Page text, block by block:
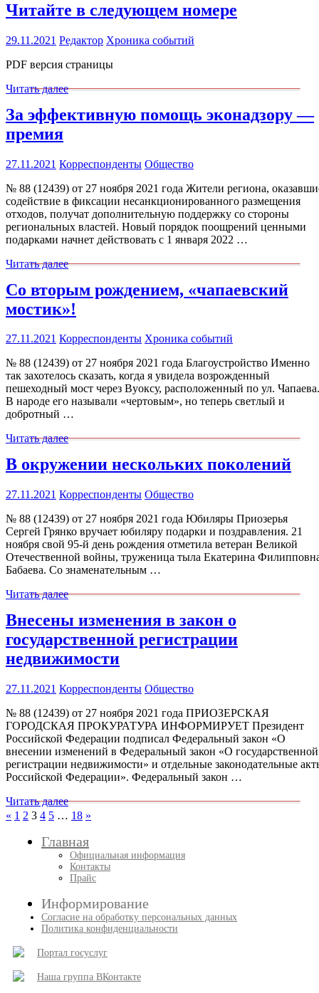
Читайте в следующем номере
29.11.2021 Редактор Хроника событий
PDF версия страницы
Читать далее
За эффективную помощь эконадзору —
премия
27.11.2021 Корреспонденты Общество
№ 88 (12439) от 27 ноября 2021 года Жители региона,
содействие в фиксации несанкционированного размещения
отходов, получат дополнительную поддержку со стороны
региональных властей. Новый порядок поощрений ценными
подарками начнет действовать с 1 января 2022 …
Читать далее
Со вторым рождением, «чапаевский
мостик»!
27.11.2021 Корреспонденты Хроника событий
№ 88 (12439) от 27 ноября 2021 года Благоустройство Именно
так захотелось сказать, когда я увидела возрожденный
пешеходный мост через Вуоксу, расположенный по ул. Чапаева.
В народе его называли «чертовым», но теперь светлый и
добротный …
Читать далее
В окружении нескольких поколений
27.11.2021 Корреспонденты Общество
№ 88 (12439) от 27 ноября 2021 года Юбиляры Приозерья
Сергей Грянко вручает юбиляру подарки и поздравления. 21
ноября свой 95-й день рождения отметила ветеран Великой
Отечественной войны, труженица тыла Екатерина
Бабаева. Со знаменательным …
Читать далее
Внесены изменения в закон о
государственной регистрации
недвижимости
27.11.2021 Корреспонденты Общество
№ 88 (12439) от 27 ноября 2021 года ПРИОЗЕРСКАЯ
ГОРОДСКАЯ ПРОКУРАТУРА ИНФОРМИРУЕТ Президент
Российской Федерации подписал Федеральный закон «О
внесении изменений в Федеральный закон «О государственной
регистрации недвижимости» и отдельные законодательные
Российской Федерации». Федеральный закон …
Читать далее
Пагинация
записей
« Пред.
1 2 3 4 5 … 18 След.
»
Главная
Официальная информация
Контакты
Прайс
Информирование
Согласие на обработку персональных данных
Политика конфиденциальности
Портал госуслуг
Наша группа ВКонтакте